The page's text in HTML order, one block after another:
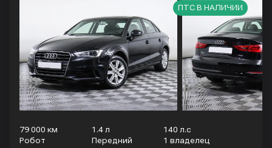
79 000 км 1.4 л
140 л.с
Робот
Передний 1 владелец
ПТС В НАЛИЧИИ